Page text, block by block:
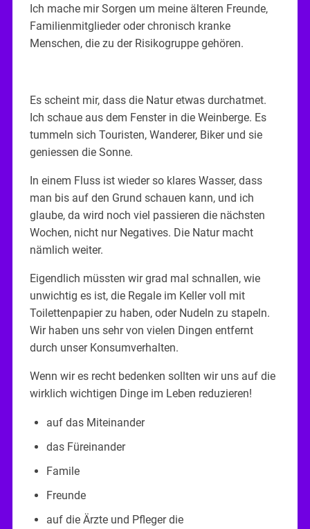
Ich mache mir Sorgen um meine älteren Freunde,
Familienmitglieder oder chronisch kranke
Menschen, die zu der Risikogruppe gehören.
Es scheint mir, dass die Natur etwas durchatmet.
Ich schaue aus dem Fenster in die Weinberge. Es
tummeln sich Touristen, Wanderer, Biker und sie
geniessen die Sonne.
In einem Fluss ist wieder so klares Wasser, dass
man bis auf den Grund schauen kann, und ich
glaube, da wird noch viel passieren die nächsten
Wochen, nicht nur Negatives. Die Natur macht
nämlich weiter.
Eigendlich müssten wir grad mal schnallen, wie
unwichtig es ist, die Regale im Keller voll mit
Toilettenpapier zu haben, oder Nudeln zu stapeln.
Wir haben uns sehr von vielen Dingen entfernt
durch unser Konsumverhalten.
Wenn wir es recht bedenken sollten wir uns auf die
wirklich wichtigen Dinge im Leben reduzieren!
auf das Miteinander
das Füreinander
Famile
Freunde
auf die Ärzte und Pfleger die